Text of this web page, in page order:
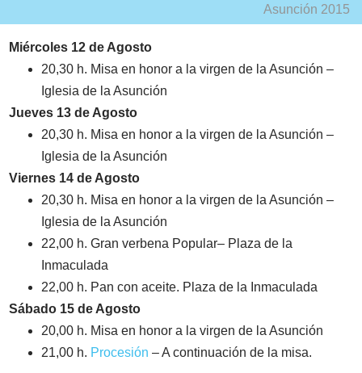
Asunción 2015
Miércoles 12 de Agosto
20,30 h. Misa en honor a la virgen de la Asunción –
Iglesia de la Asunción
Jueves 13 de Agosto
20,30 h. Misa en honor a la virgen de la Asunción –
Iglesia de la Asunción
Viernes 14 de Agosto
20,30 h. Misa en honor a la virgen de la Asunción –
Iglesia de la Asunción
22,00 h. Gran verbena Popular– Plaza de la
Inmaculada
22,00 h. Pan con aceite. Plaza de la Inmaculada
Sábado 15 de Agosto
20,00 h. Misa en honor a la virgen de la Asunción
21,00 h. Procesión – A continuación de la misa.